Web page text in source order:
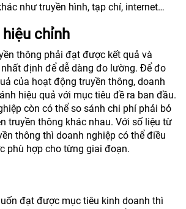
như truyền hình, tạp chí, internet…
chỉnh
thông phải đạt được kết quả và
định để dễ dàng đo lường. Để đo
của hoạt động truyền thông, doanh
hiệu quả với mục tiêu đề ra ban đầu.
còn có thể so sánh chi phí phải bỏ
truyền thông khác nhau. Với số liệu từ
thông thì doanh nghiệp có thể điều
phù hợp cho từng giai đoạn.
đạt được mục tiêu kinh doanh thì